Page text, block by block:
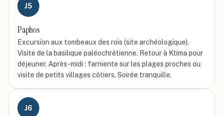
J5
Paphos
Excursion aux tombeaux des rois (site archéologique).
Visite de la basilique paléochrétienne. Retour à Ktima pour
déjeuner. Après-midi : farniente sur les plages proches ou
visite de petits villages côtiers. Soirée tranquille.
J6